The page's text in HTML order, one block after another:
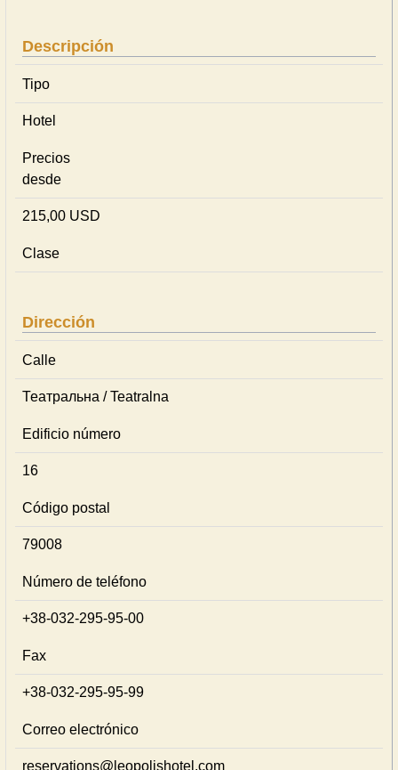
Descripción
Tipo
Hotel
Precios
desde
215,00 USD
Clase
Dirección
Calle
Театральна / Teatralna
Edificio número
16
Código postal
79008
Número de teléfono
+38-032-295-95-00
Fax
+38-032-295-95-99
Correo electrónico
reservations@leopolishotel.com